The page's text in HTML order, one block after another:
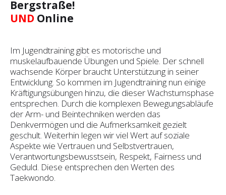
Bergstraße!
UND Online
Im Jugendtraining gibt es motorische und
muskelaufbauende Übungen und Spiele. Der schnell
wachsende Körper braucht Unterstützung in seiner
Entwicklung. So kommen im Jugendtraining nun einige
Kräftigungsübungen hinzu, die dieser Wachstumsphase
entsprechen. Durch die komplexen Bewegungsabläufe
der Arm- und Beintechniken werden das
Denkvermögen und die Aufmerksamkeit gezielt
geschult. Weiterhin legen wir viel Wert auf soziale
Aspekte wie Vertrauen und Selbst­vertrauen,
Verantwortungsbewusstsein, Respekt, Fairness und
Geduld. Diese entsprechen den Werten des
Taekwondo.